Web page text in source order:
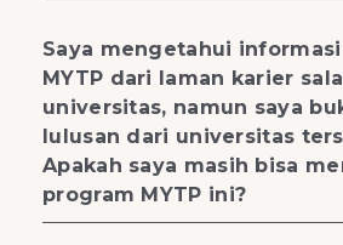
Saya mengetahui
MYTP dari laman karier
universitas, namun saya
lulusan dari universitas
Apakah saya masih bisa
program MYTP ini?